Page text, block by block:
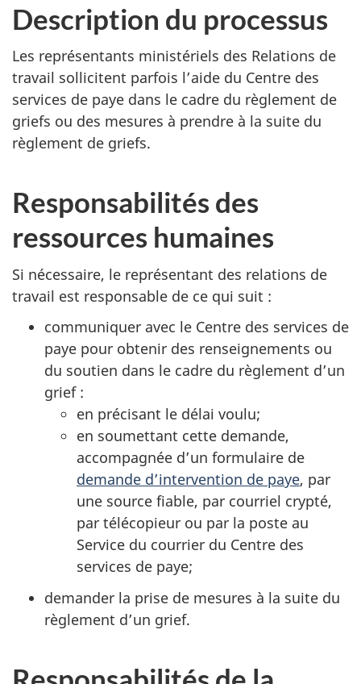
Description du processus
Les représentants ministériels des Relations de
travail sollicitent parfois l’aide du Centre des
services de paye dans le cadre du règlement de
griefs ou des mesures à prendre à la suite du
règlement de griefs.
Responsabilités des
ressources humaines
Si nécessaire, le représentant des relations de
travail est responsable de ce qui suit :
communiquer avec le Centre des services de
paye pour obtenir des renseignements ou
du soutien dans le cadre du règlement d’un
grief :
en précisant le délai voulu;
en soumettant cette demande,
accompagnée d’un formulaire de
demande d’intervention de paye, par
une source fiable, par courriel crypté,
par télécopieur ou par la poste au
Service du courrier du Centre des
services de paye;
demander la prise de mesures à la suite du
règlement d’un grief.